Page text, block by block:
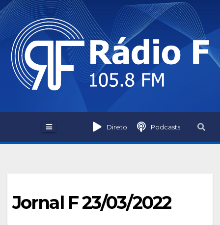
Skip
to
content
Direto Podcasts
Jornal F 23/03/2022